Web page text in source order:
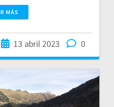
MÁS
13 abril 2023 0